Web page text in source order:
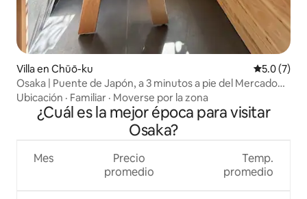
Villa en Chūō-ku
5.0 (7)
Osaka | Puente de Japón, a 3 minutos a pie del Mercado
Kuromon, a 6 minutos a pie de Shinsaibashi y Dotonbori,
villa con terraza y sauna, 5 habitaciones, 1 sala, 2 baños y 2
sanitarios/
Ubicación · Familiar · Moverse por la zona
¿Cuál es la mejor época para visitar
Osaka?
Mes
Precio
promedio
Temp.
promedio